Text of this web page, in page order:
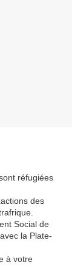
réfugiées
des
Social de
la Plate-
à votre